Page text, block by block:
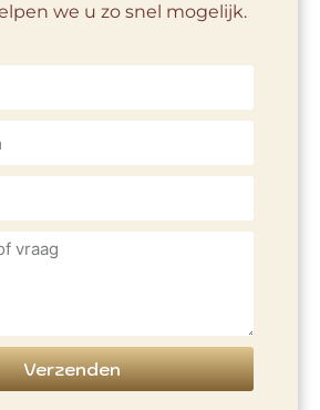
we u zo snel mogelijk.
Verzenden